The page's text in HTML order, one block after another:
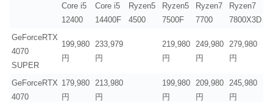
Core i5
12400
Core i5
14400F
Ryzen5
4500
Ryzen5
7500F
Ryzen7
7700
Ryzen7
7800X3D
GeForceRTX
4070
SUPER
199,980
円
233,979
円
219,980
円
249,980
円
279,980
円
GeForceRTX
4070
179,980
円
213,980
円
199,980
円
209,980
円
245,980
円